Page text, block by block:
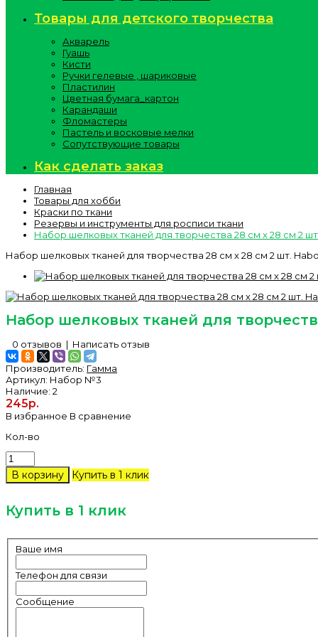
Товары для детского творчества
Акварель
Гуашь
Кисти
Ручки гелевые , шариковые
Пластилин
Цветная бумага_картон
Карандаши
Фломастеры
Пастель и восковые мелки
Сопутствующие товары
Как сделать заказ
Главная
Товары для хобби
Краски по ткани
Резервы и инструменты для росписи ткани
Набор шелковых тканей для творчества 28 см х 28 см 2
Набор шелковых тканей для творчества 28 см х 28 см 2 шт.
Набор шелковых тканей для
0 отзывов | Написать отзыв
Производитель: Гамма
Артикул: Набор №3
Наличие: 2
245р.
В избранное В сравнение
Кол-во
Купить в 1 клик
Купить в 1 клик
Ваше имя
Телефон для связи
Сообщение